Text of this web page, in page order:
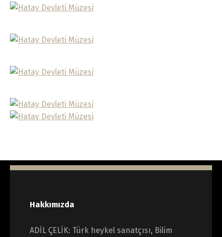
Hakkımızda
ADİL ÇELİK: Türk heykel sanatçısı, Bilim